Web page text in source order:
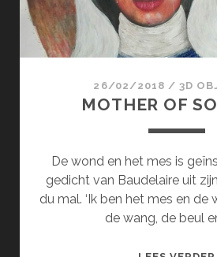
26/02/2018 /3D
MOTHER OF
De wond en het mes is
gedicht van Baudelaire uit
du mal. ‘Ik ben het mes en de
de wang, de beul